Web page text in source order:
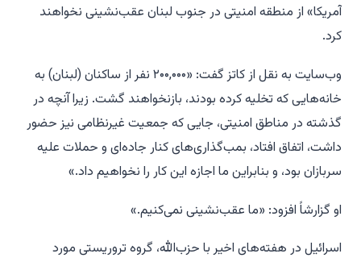
آمریکا» از منطقه امنیتی در جنوب لبنان عقب‌نشینی نخواهند
کرد.
وب‌سایت به نقل از کاتز گفت: «۲۰۰,۰۰۰ نفر از ساکنان (لبنان) به
خانه‌هایی که تخلیه کرده بودند، بازنخواهند گشت. زیرا آنچه در
گذشته در مناطق امنیتی، جایی که جمعیت غیرنظامی نیز حضور
داشت، اتفاق افتاد، بمب‌گذاری‌های کنار جاده‌ای و حملات علیه
سربازان بود، و بنابراین ما اجازه این کار را نخواهیم داد.»
او گزارشاً افزود: «ما عقب‌نشینی نمی‌کنیم.»
اسرائیل در هفته‌های اخیر با حزب‌الله، گروه تروریستی مورد